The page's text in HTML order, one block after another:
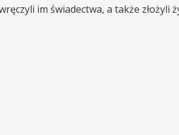
im świadectwa, a także złożyli